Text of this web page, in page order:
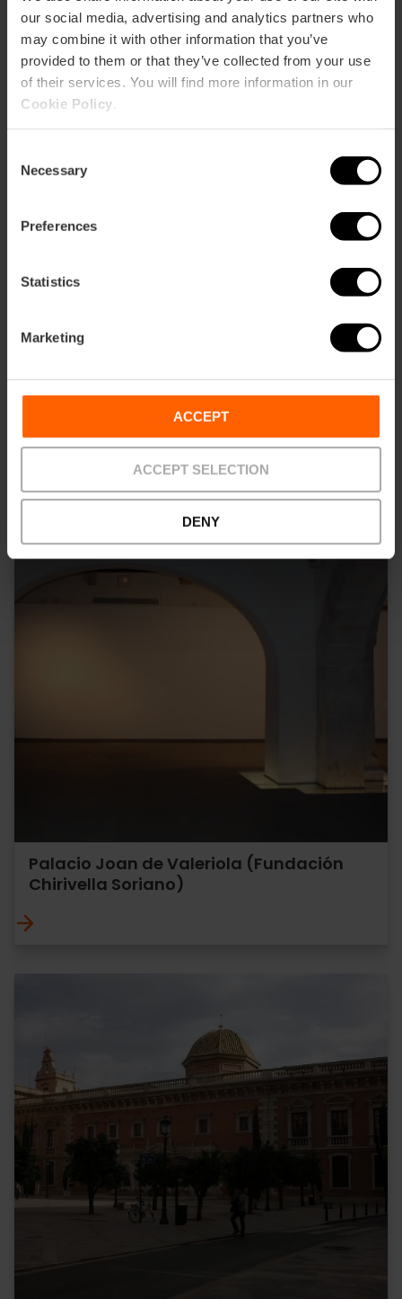
our social media, advertising and analytics partners who
may combine it with other information that you’ve
provided to them or that they’ve collected from your use
of their services. You will find more information in our
Cookie Policy
Selection
Necessary
Preferences
Statistics
Marketing
ACCEPT
ACCEPT SELECTION
DENY
Ateneo Mercantil de València
Palacio Joan de Valeriola (Fundación
Chirivella Soriano)